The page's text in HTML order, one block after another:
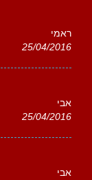
ראמי
25/04/2016
אבי
25/04/2016
אבי